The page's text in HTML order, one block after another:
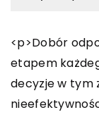
<p>Dobór
etapem
decyzje w tym